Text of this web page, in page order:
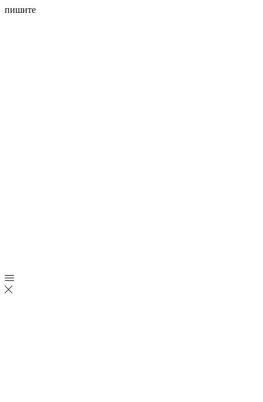
пишите